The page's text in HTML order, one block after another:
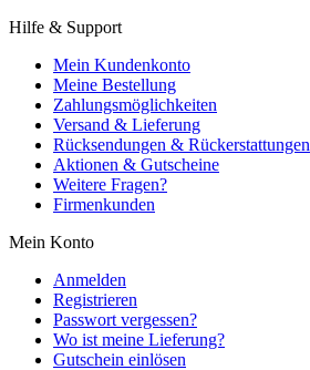
Hilfe & Support
Mein Kundenkonto
Meine Bestellung
Zahlungsmöglichkeiten
Versand & Lieferung
Rücksendungen & Rückerstattungen
Aktionen & Gutscheine
Weitere Fragen?
Firmenkunden
Mein Konto
Anmelden
Registrieren
Passwort vergessen?
Wo ist meine Lieferung?
Gutschein einlösen